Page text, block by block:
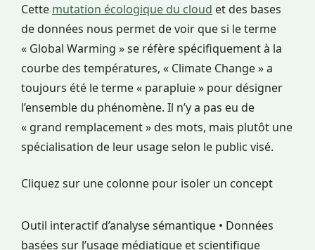
Cette mutation écologique du cloud et des bases
de données nous permet de voir que si le terme
« Global Warming » se réfère spécifiquement à la
courbe des températures, « Climate Change » a
toujours été le terme « parapluie » pour désigner
l’ensemble du phénomène. Il n’y a pas eu de
« grand remplacement » des mots, mais plutôt une
spécialisation de leur usage selon le public visé.
Cliquez sur une colonne pour isoler un concept
Outil interactif d’analyse sémantique • Données
basées sur l’usage médiatique et scientifique